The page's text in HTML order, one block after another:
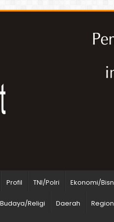
Profil TNI/Polri Ekonomi/
Budaya/Religi Daerah